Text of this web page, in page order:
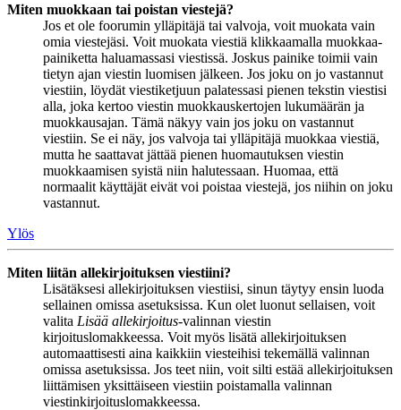
Miten muokkaan tai poistan viestejä?
Jos et ole foorumin ylläpitäjä tai valvoja, voit muokata vain
omia viestejäsi. Voit muokata viestiä klikkaamalla muokkaa-
painiketta haluamassasi viestissä. Joskus painike toimii vain
tietyn ajan viestin luomisen jälkeen. Jos joku on jo vastannut
viestiin, löydät viestiketjuun palatessasi pienen tekstin viestisi
alla, joka kertoo viestin muokkauskertojen lukumäärän ja
muokkausajan. Tämä näkyy vain jos joku on vastannut
viestiin. Se ei näy, jos valvoja tai ylläpitäjä muokkaa viestiä,
mutta he saattavat jättää pienen huomautuksen viestin
muokkaamisen syistä niin halutessaan. Huomaa, että
normaalit käyttäjät eivät voi poistaa viestejä, jos niihin on joku
vastannut.
Ylös
Miten liitän allekirjoituksen viestiini?
Lisätäksesi allekirjoituksen viestiisi, sinun täytyy ensin luoda
sellainen omissa asetuksissa. Kun olet luonut sellaisen, voit
valita Lisää allekirjoitus-valinnan viestin
kirjoituslomakkeessa. Voit myös lisätä allekirjoituksen
automaattisesti aina kaikkiin viesteihisi tekemällä valinnan
omissa asetuksissa. Jos teet niin, voit silti estää allekirjoituksen
liittämisen yksittäiseen viestiin poistamalla valinnan
viestinkirjoituslomakkeessa.